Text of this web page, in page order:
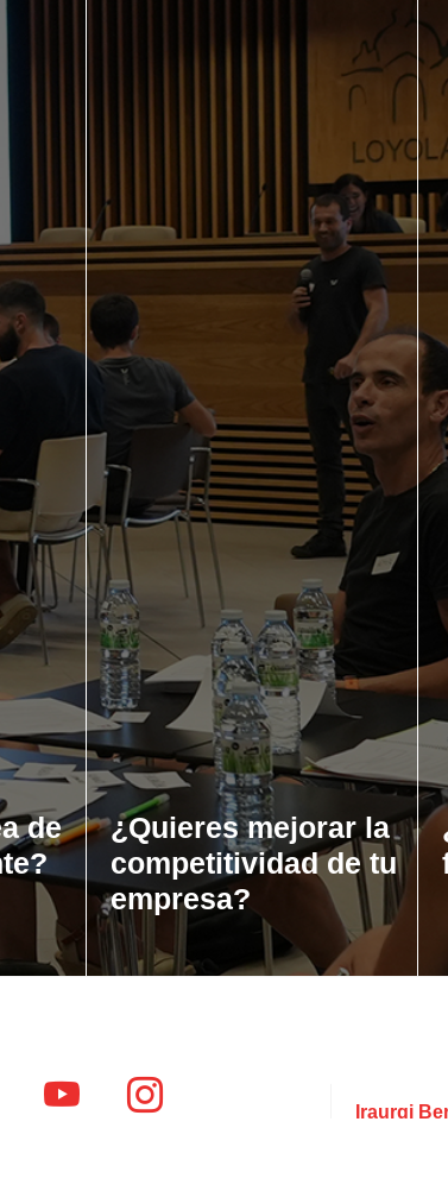
de
¿Quieres mejorar la
competitividad de tu
empresa?
Iraurgi